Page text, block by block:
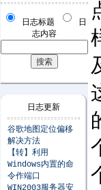
日志标题
日
志内容
日志更新
谷歌地图定位偏移
解决方法
【转】利用
Windows内置的命
令作端口
WIN2003服务器安